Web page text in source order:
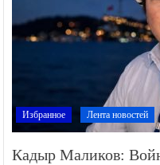
Избранное Лента новостей
Кадыр Маликов: